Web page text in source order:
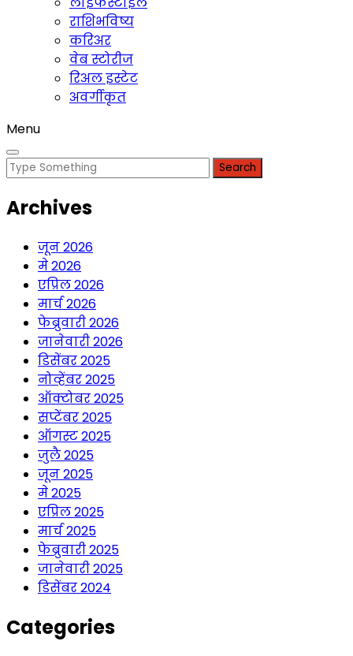
राशिभविष्य
करिअर
वेब स्टोरीज
रिअल इस्टेट
अवर्गीकृत
Menu
Search
Archives
जून 2026
मे 2026
एप्रिल 2026
मार्च 2026
फेब्रुवारी 2026
जानेवारी 2026
डिसेंबर 2025
नोव्हेंबर 2025
ऑक्टोबर 2025
सप्टेंबर 2025
ऑगस्ट 2025
जुलै 2025
जून 2025
मे 2025
एप्रिल 2025
मार्च 2025
फेब्रुवारी 2025
जानेवारी 2025
डिसेंबर 2024
Categories